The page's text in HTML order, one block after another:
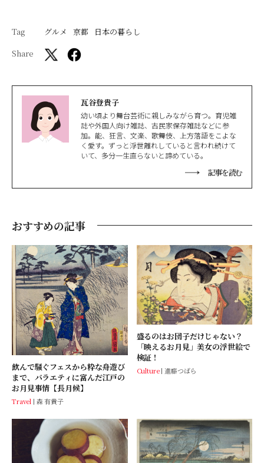
Tag グルメ 京都
日本の暮らし
Share
瓦谷登貴子
幼い頃より舞台芸術に親しみながら育つ。育児雑
誌や外国人向け雑誌、古民家保存雑誌などに参
加。能、狂言、文楽、歌舞伎、上方落語をこよな
く愛す。ずっと浮世離れしていると言われ続けて
いて、多分一生直らないと諦めている。
記事を読む
おすすめの記事
飲んで騒ぐフェスから粋な舟遊び
まで、バラエティに富んだ江戸の
お月見事情【長月候】
Travel 森 有貴子
盛るのはお団子だけじゃない？
「映えるお月見」美女の浮世絵で
検証！
Culture 進藤つばら